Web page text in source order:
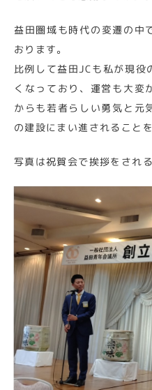
益田圏域も時代の変遷の中
おります。
比例して益田JCも私が現役
くなっており、運営も大変
からも若者らしい勇気と元
の建設にまい進されること
写真は祝賀会で挨拶をされ